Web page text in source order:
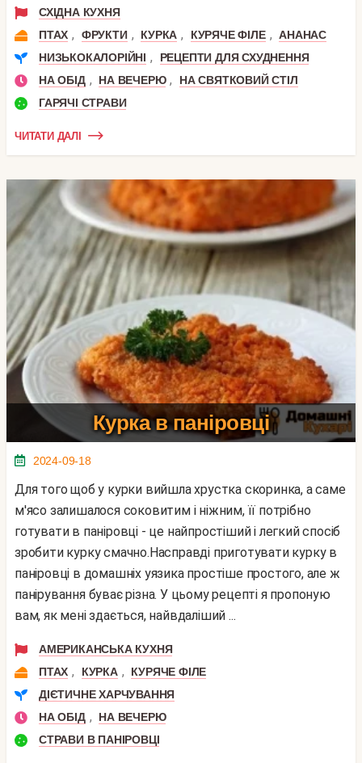
СХІДНА КУХНЯ
ПТАХ , ФРУКТИ , КУРКА , КУРЯЧЕ ФІЛЕ , АНАНАС
НИЗЬКОКАЛОРІЙНІ ,
РЕЦЕПТИ ДЛЯ СХУДНЕННЯ
НА ОБІД , НА ВЕЧЕРЮ ,
НА СВЯТКОВИЙ СТІЛ
ГАРЯЧІ СТРАВИ
ЧИТАТИ ДАЛІ
Курка в паніровці
2024-09-18
Для того щоб у курки вийшла хрустка скоринка, а саме
м'ясо залишалося соковитим і ніжним, її потрібно
готувати в паніровці - це найпростіший і легкий спосіб
зробити курку смачно.Насправді приготувати курку в
паніровці в домашніх уязика простіше простого, але ж
панірування буває різна. У цьому рецепті я пропоную
вам, як мені здається, найвдаліший ...
АМЕРИКАНСЬКА КУХНЯ
ПТАХ , КУРКА ,
КУРЯЧЕ ФІЛЕ
ДІЄТИЧНЕ ХАРЧУВАННЯ
НА ОБІД ,
НА ВЕЧЕРЮ
СТРАВИ В ПАНІРОВЦІ